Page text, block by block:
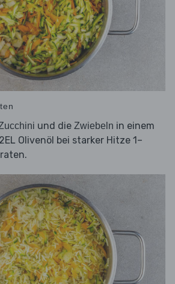
und die Zwiebeln in einem
Olivenöl bei starker Hitze 1–